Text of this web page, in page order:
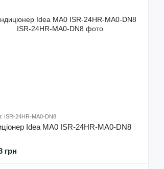
ISR-24HR-MA0-DN8
Idea MA0 ISR-24HR-MA0-DN8
грн